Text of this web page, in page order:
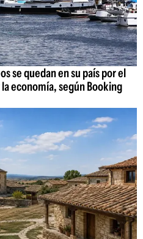
se quedan en su país por el
economía, según Booking